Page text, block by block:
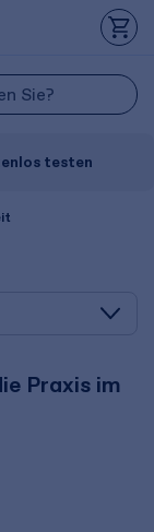
testen
Praxis im